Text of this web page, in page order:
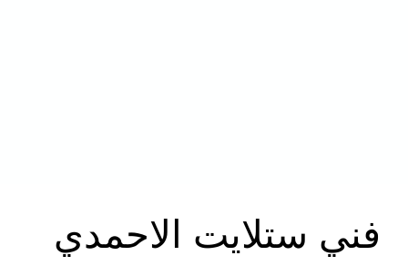
فني ستلايت الاحمدي